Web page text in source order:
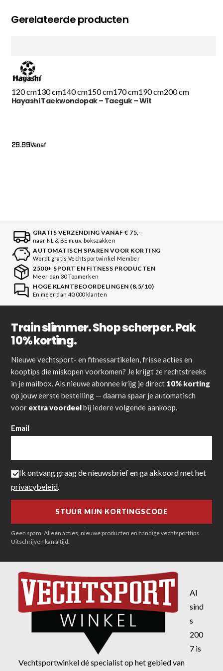
Gerelateerde producten
120 cm130 cm140 cm150 cm170 cm190 cm200 cm
Hayashi Taekwondopak – Taeguk – Wit
Vanaf
29.99
GRATIS VERZENDING VANAF € 75,-
naar NL & BE m.u.v. bokszakken
AUTOMATISCH SPAREN VOOR KORTING
Wordt gratis Vechtsportwinkel Member
2500+ SPORT EN FITNESS PRODUCTEN
Meer dan 30 Topmerken
HOGE KLANTBEOORDELINGEN (8.5/10)
En meer dan 40.000 klanten
Train slimmer. Shop scherper. Pak
10% korting.
Nieuwe vechtsport- en fitnessartikelen, frisse acties en
kooptips die miskopen voorkomen? Je krijgt ze rechtstreeks
in je mailbox. Als nieuwe abonnee krijg je direct 10% korting
op jouw eerste bestelling — daarna spaar je automatisch
voor extra voordeelbij iedere volgende aankoop.
Email
Ik ontvang graag de nieuwsbrief en ga akkoord met het
privacybeleid
Geen spam. Alleen acties, nieuwe producten en handige vechtsporttips.
Uitschrijven kan altijd.
Al
sind
s
200
7 is
Vechtsportwinkel dé specialist op het gebied van